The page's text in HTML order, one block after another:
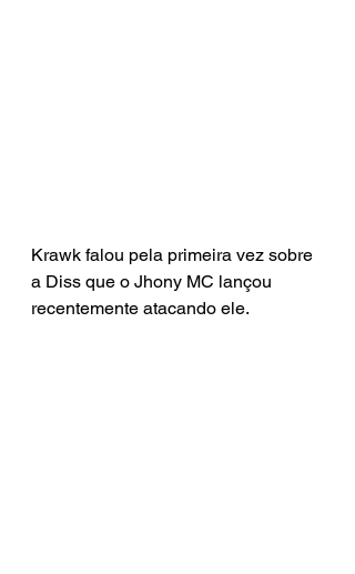
Krawk falou pela primeira vez sobre
a Diss que o Jhony MC lançou
recentemente atacando ele.